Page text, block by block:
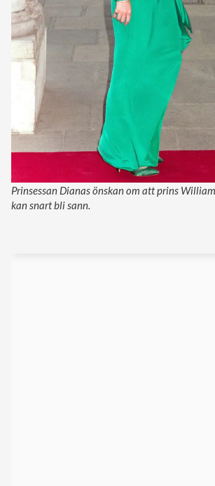
Prinsessan Dianas önskan om att prins
kan snart bli sann.